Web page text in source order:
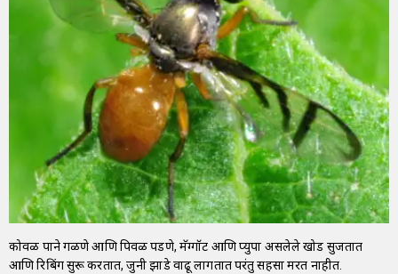
कोवळी पाने गळणे आणि पिवळी पडणे, मॅग्गॉट आणि प्युपा असलेले खोड सुजतात
आणि रिबिंग सुरू करतात, जुनी झाडे वाढू लागतात परंतु सहसा मरत नाहीत.